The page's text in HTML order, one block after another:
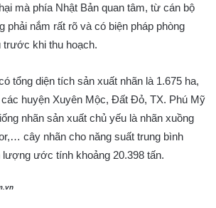
mà phía Nhật Bản quan tâm, từ cán bộ
phải nắm rất rõ và có biện pháp phòng
khi thu hoạch.
tổng diện tích sản xuất nhãn là 1.675 ha,
các huyện Xuyên Mộc, Đất Đỏ, TX. Phú Mỹ
nhãn sản xuất chủ yếu là nhãn xuồng
cây nhãn cho năng suất trung bình
lượng ước tính khoảng 20.398 tấn.